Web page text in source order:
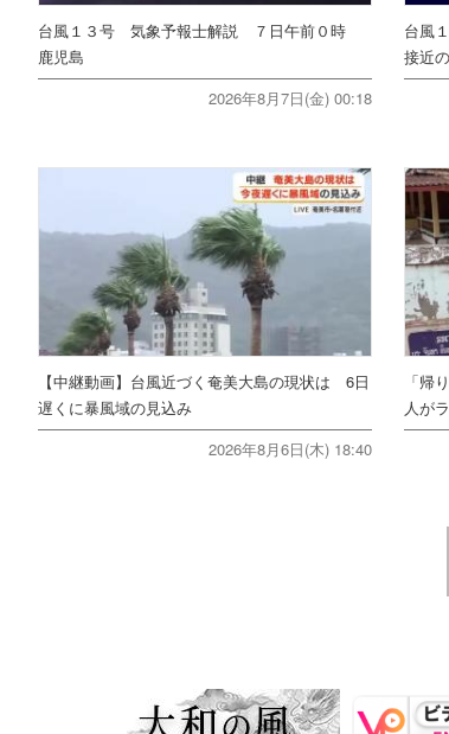
台風１３号 気象予報士解説 ７日午前０時
鹿児島
2026年8月7日(金) 00:18
台風
接近
【中継動画】台風近づく奄美大島の現状は 6日
遅くに暴風域の見込み
2026年8月6日(木) 18:40
「帰
人が